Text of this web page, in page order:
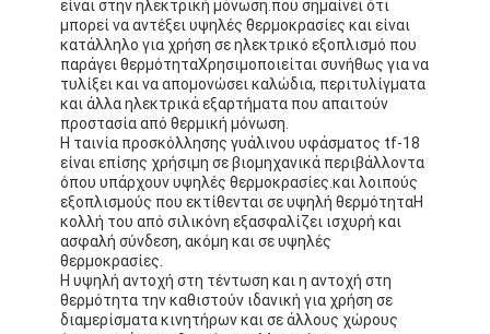
είναι στην ηλεκτρική μόνωση.που σημαίνει ότι
μπορεί να αντέξει υψηλές θερμοκρασίες και είναι
κατάλληλο για χρήση σε ηλεκτρικό εξοπλισμό που
παράγει θερμότηταΧρησιμοποιείται συνήθως για να
τυλίξει και να απομονώσει καλώδια, περιτυλίγματα
και άλλα ηλεκτρικά εξαρτήματα που απαιτούν
προστασία από θερμική μόνωση.
Η ταινία προσκόλλησης γυάλινου υφάσματος tf-18
είναι επίσης χρήσιμη σε βιομηχανικά περιβάλλοντα
όπου υπάρχουν υψηλές θερμοκρασίες.και λοιπούς
εξοπλισμούς που εκτίθενται σε υψηλή θερμότηταΗ
κολλή του από σιλικόνη εξασφαλίζει ισχυρή και
ασφαλή σύνδεση, ακόμη και σε υψηλές
θερμοκρασίες.
Η υψηλή αντοχή στη τέντωση και η αντοχή στη
θερμότητα την καθιστούν ιδανική για χρήση σε
διαμερίσματα κινητήρων και σε άλλους χώρους